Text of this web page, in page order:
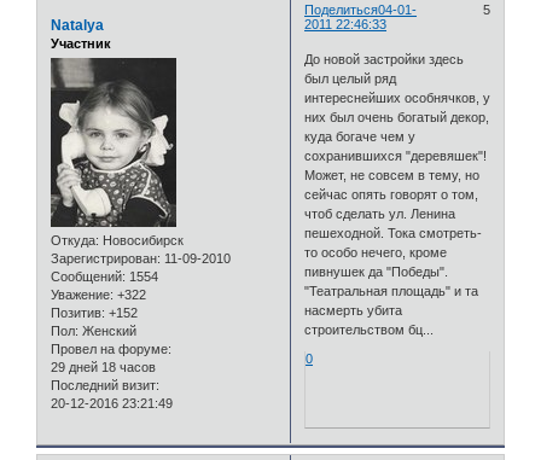
Поделиться 5
04-01-
2011 22:46:33
Natalya
Участник
Откуда: Новосибирск
Зарегистрирован: 11-09-2010
Сообщений: 1554
Уважение: +322
Позитив: +152
Пол: Женский
Провел на форуме:
29 дней 18 часов
Последний визит:
20-12-2016 23:21:49
До новой застройки здесь
был целый ряд
интереснейших особнячков, у
них был очень богатый декор,
куда богаче чем у
сохранившихся "деревяшек"!
Может, не совсем в тему, но
сейчас опять говорят о том,
чтоб сделать ул. Ленина
пешеходной. Тока смотреть-
то особо нечего, кроме
пивнушек да "Победы".
"Театральная площадь" и та
насмерть убита
строительством бц...
0